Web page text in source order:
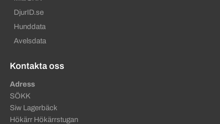
DjurID.se
Hunddata
Avelsdata
Kontakta oss
Adress
SÖKK
Siw Lagerbäck
Hökärr Hökärrstugan